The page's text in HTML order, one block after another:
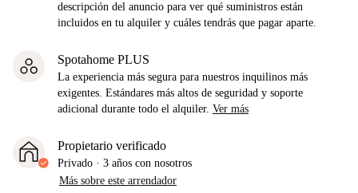
descripción del anuncio para ver qué suministros están
incluidos en tu alquiler y cuáles tendrás que pagar aparte.
Spotahome PLUS
La experiencia más segura para nuestros inquilinos más
exigentes. Estándares más altos de seguridad y soporte
adicional durante todo el alquiler. Ver más
Propietario verificado
Privado · 3 años con nosotros
Más sobre este arrendador